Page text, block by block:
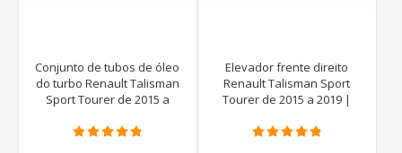
Conjunto de tubos de óleo
do turbo Renault Talisman
Sport Tourer de 2015 a
Elevador frente direito
Renault Talisman Sport
Tourer de 2015 a 2019 |